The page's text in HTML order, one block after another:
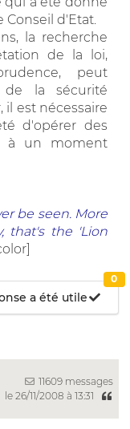
Conseil d'Etat.
la recherche
de la loi,
peut
la sécurité
il est nécessaire
d'opérer des
à un moment
be seen. More
that's the 'Lion
a été utile
0
11609 messages
le 26/11/2008 à 13:31